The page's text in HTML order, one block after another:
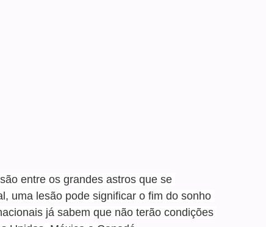
entre os grandes astros que se
uma lesão pode significar o fim do sonho
já sabem que não terão condições